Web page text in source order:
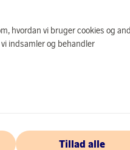
hvordan vi bruger cookies og
indsamler og behandler
Tillad alle